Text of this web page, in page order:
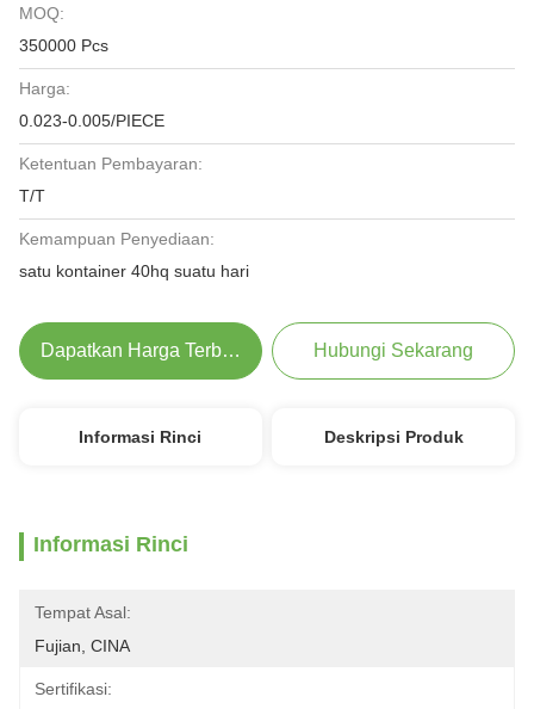
MOQ:
350000 Pcs
Harga:
0.023-0.005/PIECE
Ketentuan Pembayaran:
T/T
Kemampuan Penyediaan:
satu kontainer 40hq suatu hari
Dapatkan Harga Terbaik Hubungi Sekarang
Informasi Rinci Deskripsi Produk
Informasi Rinci
Tempat Asal:
Fujian, CINA
Sertifikasi: